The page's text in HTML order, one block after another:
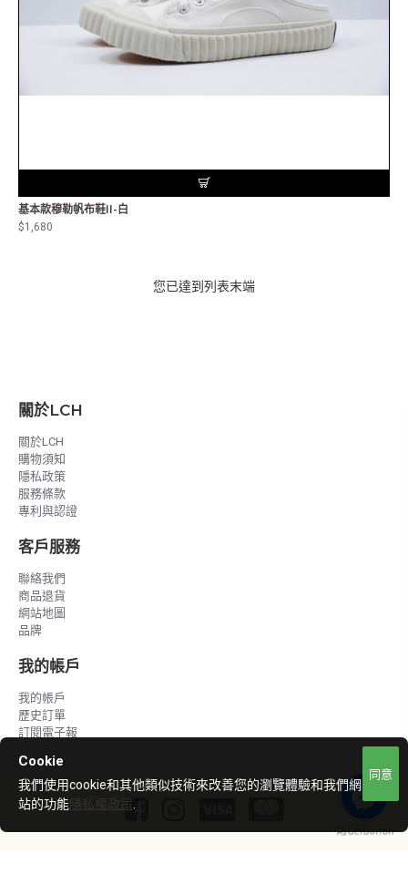
基本款穆勒帆布鞋II-白
$1,680
您已達到列表末端
關於LCH
關於LCH
購物須知
隱私政策
服務條款
專利與認證
客戶服務
聯絡我們
商品退貨
網站地圖
品牌
我的帳戶
我的帳戶
歷史訂單
訂閱電子報
同意
Cookie
我們使用cookie和其他類似技術來改善您的瀏覽體驗和我們網
站的功能隱私權政策